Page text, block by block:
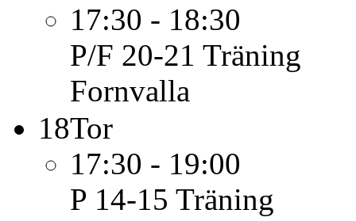
17:30 - 18:30
P/F 20-21 Träning
Fornvalla
18Tor
17:30 - 19:00
P 14-15 Träning